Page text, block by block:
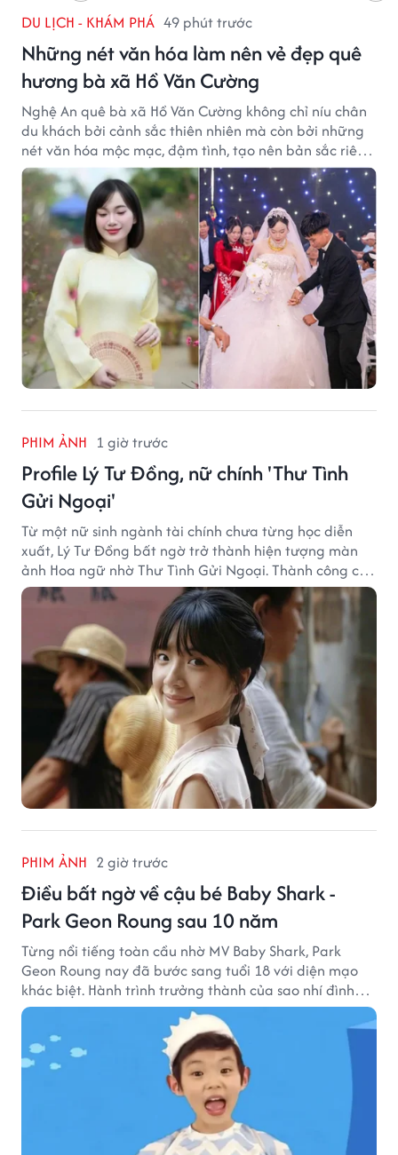
DU LỊCH - KHÁM PHÁ 49 phút trước
Những nét văn hóa làm nên vẻ đẹp quê
hương bà xã Hồ Văn Cường
Nghệ An quê bà xã Hồ Văn Cường không chỉ níu chân
du khách bởi cảnh sắc thiên nhiên mà còn bởi những
nét văn hóa mộc mạc, đậm tình, tạo nên bản sắc riêng
của vùng đất xứ Nghệ.
PHIM ẢNH 1 giờ trước
Profile Lý Tư Đồng, nữ chính 'Thư Tình
Gửi Ngoại'
Từ một nữ sinh ngành tài chính chưa từng học diễn
xuất, Lý Tư Đồng bất ngờ trở thành hiện tượng màn
ảnh Hoa ngữ nhờ Thư Tình Gửi Ngoại. Thành công của
bộ phim doanh thu hơn 8.100 tỷ đồng đã mở ra bước
ngoặt lớn trong cuộc đời cô gái sinh năm 2004.
PHIM ẢNH 2 giờ trước
Điều bất ngờ về cậu bé Baby Shark -
Park Geon Roung sau 10 năm
Từng nổi tiếng toàn cầu nhờ MV Baby Shark, Park
Geon Roung nay đã bước sang tuổi 18 với diện mạo
khác biệt. Hành trình trưởng thành của sao nhí đình
đám một thời đang thu hút sự quan tâm của nhiều